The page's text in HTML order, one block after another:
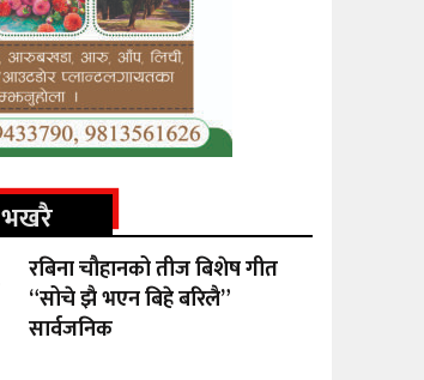
भखरै
रबिना चौहानको तीज बिशेष गीत
“सोचे झै भएन बिहे बरिलै”
सार्वजनिक